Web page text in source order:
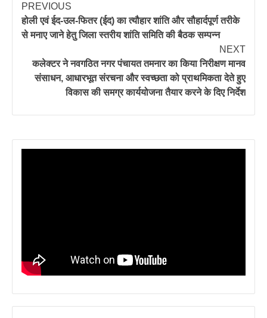
PREVIOUS
होली एवं ईद-उल-फितर (ईद) का त्यौहार शांति और सौहार्दपूर्ण तरीके
से मनाए जाने हेतु जिला स्तरीय शांति समिति की बैठक सम्पन्न
NEXT
कलेक्टर ने नवगठित नगर पंचायत तमनार का किया निरीक्षण मानव
संसाधन, आधारभूत संरचना और स्वच्छता को प्राथमिकता देते हुए
विकास की समग्र कार्ययोजना तैयार करने के दिए निर्देश